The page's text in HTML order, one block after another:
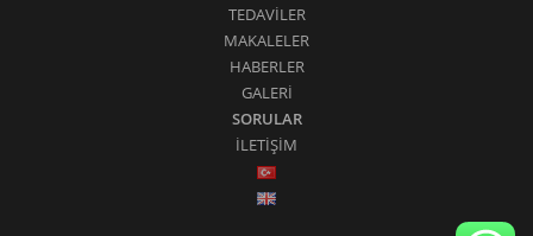
TEDAVİLER
MAKALELER
HABERLER
GALERİ
SORULAR
İLETİŞİM